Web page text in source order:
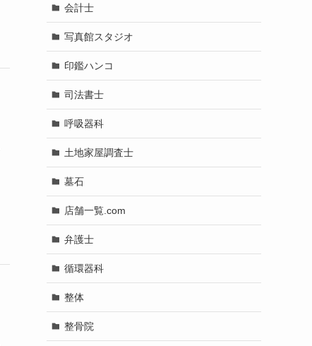
会計士
写真館スタジオ
印鑑ハンコ
司法書士
呼吸器科
土地家屋調査士
墓石
店舗一覧.com
弁護士
循環器科
整体
整骨院